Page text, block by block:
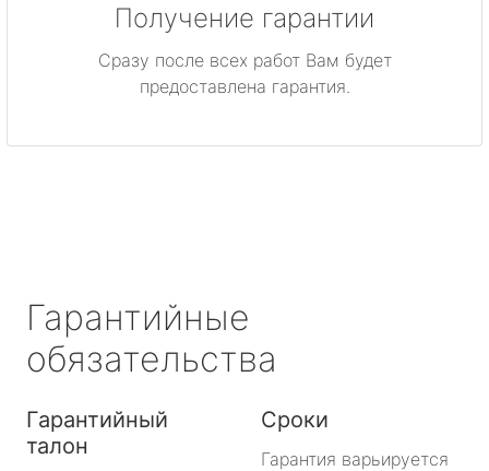
Получение гарантии
Сразу после всех работ Вам будет
предоставлена гарантия.
Гарантийные
обязательства
Гарантийный
талон
Сроки
Гарантия варьируется